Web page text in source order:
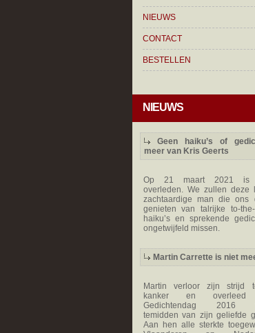
NIEUWS
CONTACT
BESTELLEN
NIEUWS
Geen haiku’s of
meer van Kris Geerts
Op 21 maart 2021 is
overleden. We zullen deze
zachtaardige man die ons
genieten van talrijke to-
haiku’s en sprekende
ongetwijfeld missen.
Martin Carrette is niet
Martin verloor zijn strijd
kanker en
Gedichtendag 2016
temidden van zijn geliefde
Aan hen alle sterkte